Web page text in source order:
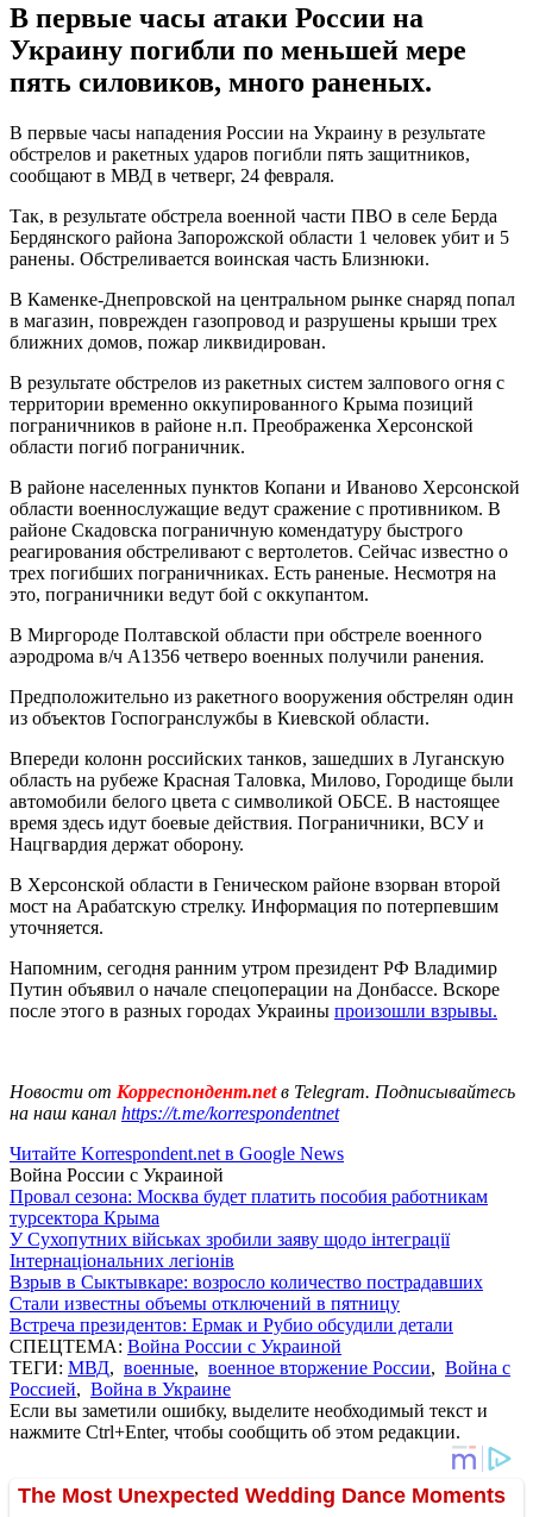
В первые часы атаки России на
Украину погибли по меньшей мере
пять силовиков, много раненых.
В первые часы нападения России на Украину в результате
обстрелов и ракетных ударов погибли пять защитников,
сообщают в МВД в четверг, 24 февраля.
Так, в результате обстрела военной части ПВО в селе Берда
Бердянского района Запорожской области 1 человек убит и 5
ранены. Обстреливается воинская часть Близнюки.
В Каменке-Днепровской на центральном рынке снаряд попал
в магазин, поврежден газопровод и разрушены крыши трех
ближних домов, пожар ликвидирован.
В результате обстрелов из ракетных систем залпового огня с
территории временно оккупированного Крыма позиций
пограничников в районе н.п. Преображенка Херсонской
области погиб пограничник.
В районе населенных пунктов Копани и Иваново Херсонской
области военнослужащие ведут сражение с противником. В
районе Скадовска пограничную комендатуру быстрого
реагирования обстреливают с вертолетов. Сейчас известно о
трех погибших пограничниках. Есть раненые. Несмотря на
это, пограничники ведут бой с оккупантом.
В Миргороде Полтавской области при обстреле военного
аэродрома в/ч А1356 четверо военных получили ранения.
Предположительно из ракетного вооружения обстрелян один
из объектов Госпогранслужбы в Киевской области.
Впереди колонн российских танков, зашедших в Луганскую
область на рубеже Красная Таловка, Милово, Городище были
автомобили белого цвета с символикой ОБСЕ. В настоящее
время здесь идут боевые действия. Пограничники, ВСУ и
Нацгвардия держат оборону.
В Херсонской области в Геническом районе взорван второй
мост на Арабатскую стрелку. Информация по потерпевшим
уточняется.
Напомним, сегодня ранним утром президент РФ Владимир
Путин объявил о начале спецоперации на Донбассе. Вскоре
после этого в разных городах Украины произошли взрывы.
Новости от Корреспондент.netв Telegram. Подписывайтесь
на наш канал https://t.me/korrespondentnet
Читайте Korrespondent.net в Google News
Война России с Украиной
Провал сезона: Москва будет платить пособия работникам
турсектора Крыма
У Сухопутних військах зробили заяву щодо інтеграції
Інтернаціональних легіонів
Взрыв в Сыктывкаре: возросло количество пострадавших
Стали известны объемы отключений в пятницу
Встреча президентов: Ермак и Рубио обсудили детали
СПЕЦТЕМА: Война России с Украиной
ТЕГИ: МВД, военные, военное вторжение России, Война с
Россией, Война в Украине
Если вы заметили ошибку, выделите необходимый текст и
нажмите Ctrl+Enter, чтобы сообщить об этом редакции.